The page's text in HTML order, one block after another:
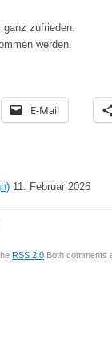
zufrieden.
werden.
E-Mail
11. Februar 2026
RSS 2.0 Both comments